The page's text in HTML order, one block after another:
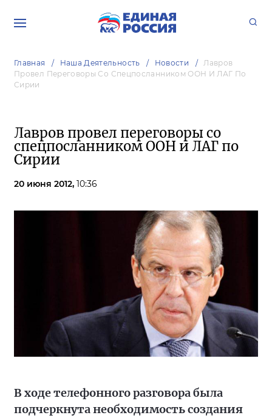
Главная Наша Деятельность Новости
Лавров
Провел Переговоры Со Спецпосланником ООН И ЛАГ По
Сирии
Лавров провел переговоры со
спецпосланником ООН и ЛАГ по
Сирии
20 июня 2012, 10:36
В ходе телефонного разговора была
подчеркнута необходимость создания